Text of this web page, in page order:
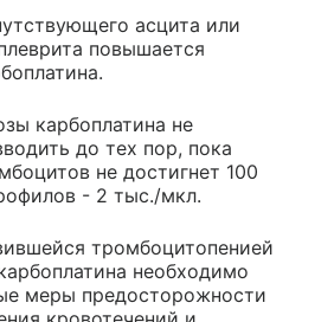
асцита или
повышается
карбоплатина не
до тех пор, пока
не достигнет 100
- 2 тыс./мкл.
тромбоцитопенией
необходимо
меры предосторожности